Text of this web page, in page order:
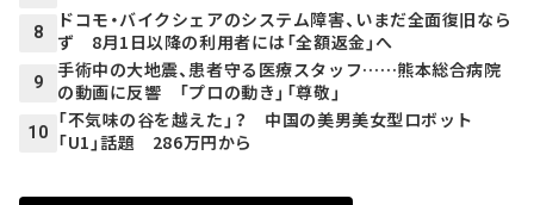
8
ドコモ・バイクシェアのシステム障害、いまだ全面復旧なら
ず 8月1日以降の利用者には「全額返金」へ
9
手術中の大地震、患者守る医療スタッフ……熊本総合病院
の動画に反響 「プロの動き」「尊敬」
10
「不気味の谷を越えた」？ 中国の美男美女型ロボット
「U1」話題 286万円から